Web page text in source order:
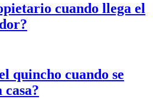
cuando llega el
quincho cuando se
casa?